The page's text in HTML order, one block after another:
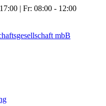
| Fr: 08:00 - 12:00